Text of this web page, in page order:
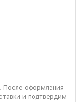
После оформления
и подтвердим